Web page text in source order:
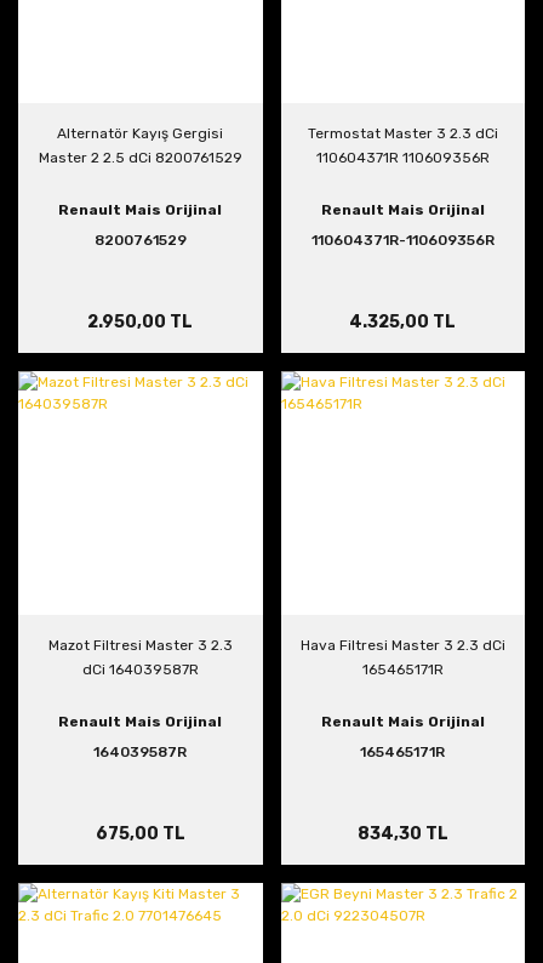
Alternatör Kayış Gergisi
Master 2 2.5 dCi 8200761529
Renault Mais Orijinal
8200761529
2.950,00 TL
Termostat Master 3 2.3 dCi
110604371R 110609356R
Renault Mais Orijinal
110604371R-110609356R
4.325,00 TL
Mazot Filtresi Master 3 2.3
dCi 164039587R
Renault Mais Orijinal
164039587R
675,00 TL
Hava Filtresi Master 3 2.3 dCi
165465171R
Renault Mais Orijinal
165465171R
834,30 TL